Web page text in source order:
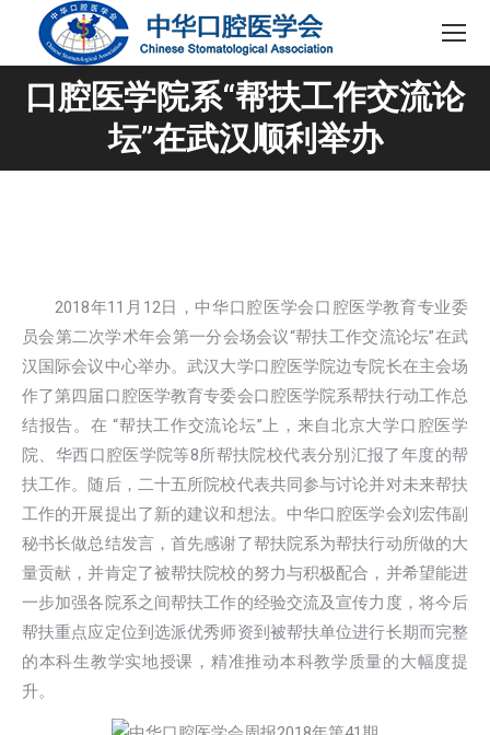
口腔医学院系“帮扶工作交流论
坛”在武汉顺利举办
您在这里：
2018年11月12日，中华口腔医学会口腔医学教育专业委
员会第二次学术年会第一分会场会议“帮扶工作交流论坛”在武
汉国际会议中心举办。武汉大学口腔医学院边专院长在主会场
作了第四届口腔医学教育专委会口腔医学院系帮扶行动工作总
结报告。在 “帮扶工作交流论坛”上，来自北京大学口腔医学
院、华西口腔医学院等8所帮扶院校代表分别汇报了年度的帮
扶工作。随后，二十五所院校代表共同参与讨论并对未来帮扶
工作的开展提出了新的建议和想法。中华口腔医学会刘宏伟副
秘书长做总结发言，首先感谢了帮扶院系为帮扶行动所做的大
量贡献，并肯定了被帮扶院校的努力与积极配合，并希望能进
一步加强各院系之间帮扶工作的经验交流及宣传力度，将今后
帮扶重点应定位到选派优秀师资到被帮扶单位进行长期而完整
的本科生教学实地授课，精准推动本科教学质量的大幅度提
升。